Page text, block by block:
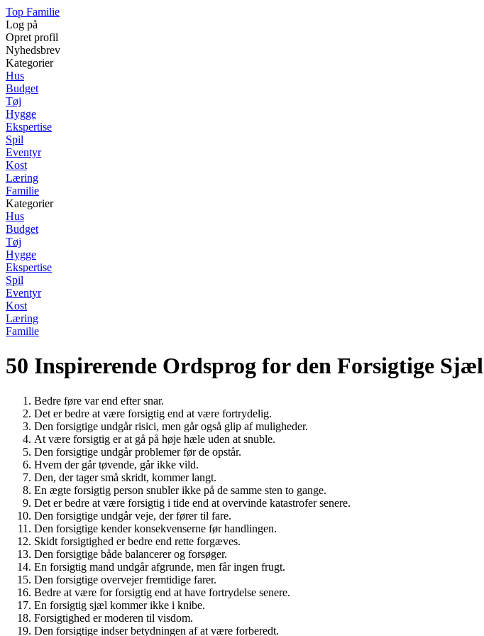
Top Familie
Log på
Opret profil
Nyhedsbrev
Kategorier
Hus
Budget
Tøj
Hygge
Ekspertise
Spil
Eventyr
Kost
Læring
Familie
Kategorier
Hus
Budget
Tøj
Hygge
Ekspertise
Spil
Eventyr
Kost
Læring
Familie
50 Inspirerende Ordsprog for den Forsigtige Sjæl
Bedre føre var end efter snar.
Det er bedre at være forsigtig end at være fortrydelig.
Den forsigtige undgår risici, men går også glip af muligheder.
At være forsigtig er at gå på høje hæle uden at snuble.
Den forsigtige undgår problemer før de opstår.
Hvem der går tøvende, går ikke vild.
Den, der tager små skridt, kommer langt.
En ægte forsigtig person snubler ikke på de samme sten to gange.
Det er bedre at være forsigtig i tide end at overvinde katastrofer senere.
Den forsigtige undgår veje, der fører til fare.
Den forsigtige kender konsekvenserne før handlingen.
Skidt forsigtighed er bedre end rette forgæves.
Den forsigtige både balancerer og forsøger.
En forsigtig mand undgår afgrunde, men får ingen frugt.
Den forsigtige overvejer fremtidige farer.
Bedre at være for forsigtig end at have fortrydelse senere.
En forsigtig sjæl kommer ikke i knibe.
Forsigtighed er moderen til visdom.
Den forsigtige indser betydningen af ​​at være forberedt.